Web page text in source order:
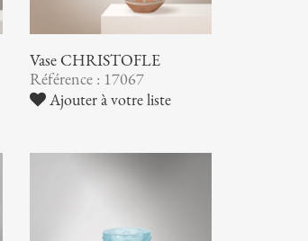
Vase CHRISTOFLE
Référence : 17067
Ajouter à votre liste